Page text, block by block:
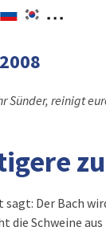
Sünder, reinigt
Der Bach
die Schweine aus